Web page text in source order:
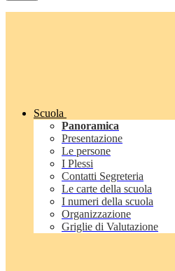
Scuola
Panoramica
Presentazione
Le persone
I Plessi
Contatti Segreteria
Le carte della scuola
I numeri della scuola
Organizzazione
Griglie di Valutazione